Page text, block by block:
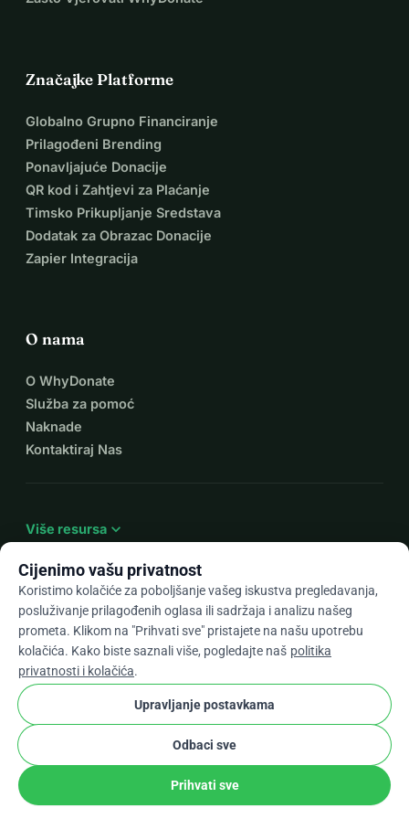
Značajke Platforme
Globalno Grupno Financiranje
Prilagođeni Brending
Ponavljajuće Donacije
QR kod i Zahtjevi za Plaćanje
Timsko Prikupljanje Sredstava
Dodatak za Obrazac Donacije
Zapier Integracija
O nama
O WhyDonate
Služba za pomoć
Naknade
Kontaktiraj Nas
Više resursa expand_more
Hr arrow_drop_down
★★★★★4,9 / 5 na temelju 500+ recenzija
WhyDonatePrivatnost i kolačići
Uvjeti i odredbe
stripe checkProvjereni Partner
Cijenimo vašu privatnost
Koristimo kolačiće za poboljšanje vašeg iskustva pregledavanja,
posluživanje prilagođenih oglasa ili sadržaja i analizu našeg
prometa. Klikom na "Prihvati sve" pristajete na našu upotrebu
kolačića. Kako biste saznali više, pogledajte naš politika
privatnosti i kolačića.
Upravljanje postavkama
Odbaci sve
Prihvati sve